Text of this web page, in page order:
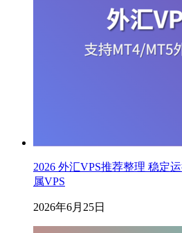
2026 外汇VPS推荐整理 稳定
属VPS
2026年6月25日